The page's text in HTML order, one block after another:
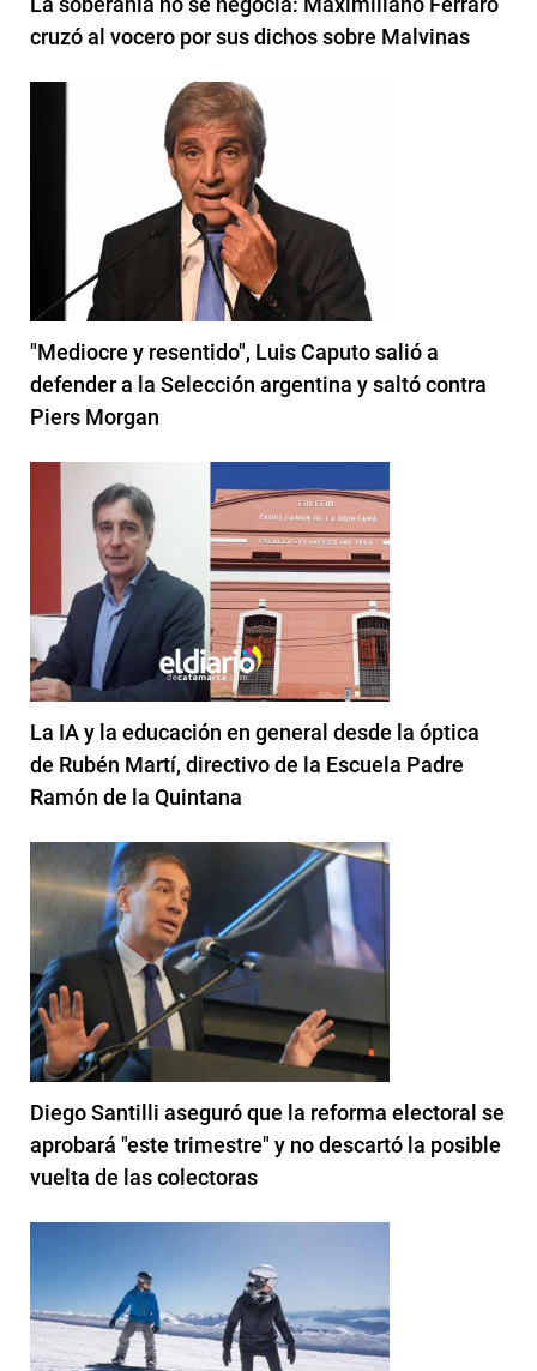
cruzó al vocero por sus dichos sobre Malvinas
"Mediocre y resentido", Luis Caputo salió a
defender a la Selección argentina y saltó contra
Piers Morgan
La IA y la educación en general desde la óptica
de Rubén Martí, directivo de la Escuela Padre
Ramón de la Quintana
Diego Santilli aseguró que la reforma electoral se
aprobará "este trimestre" y no descartó la posible
vuelta de las colectoras